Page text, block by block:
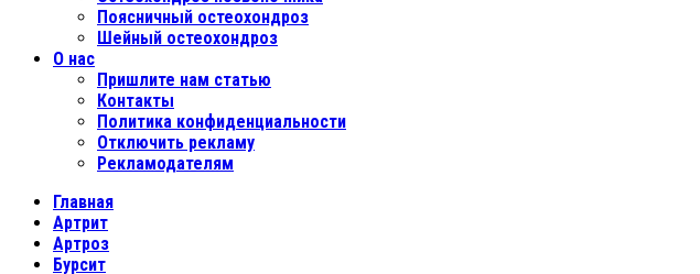
Поясничный остеохондроз
Шейный остеохондроз
О нас
Пришлите нам статью
Контакты
Политика конфиденциальности
Отключить рекламу
Рекламодателям
Главная
Артрит
Артроз
Бурсит